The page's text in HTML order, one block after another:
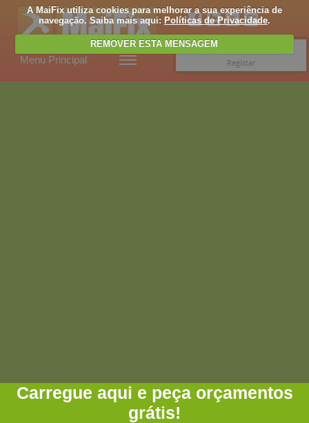
A MaiFix utiliza cookies para melhorar a sua experiência de
navegação. Saiba mais aqui: Políticas de Privacidade.
REMOVER ESTA MENSAGEM
Menu Principal
Registar
Carregue aqui e peça orçamentos
grátis!